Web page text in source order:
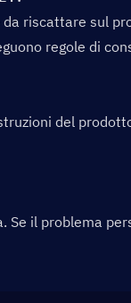
riscattare sul
regole di
del
il problema